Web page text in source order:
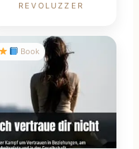
REVOLUZZER
Book